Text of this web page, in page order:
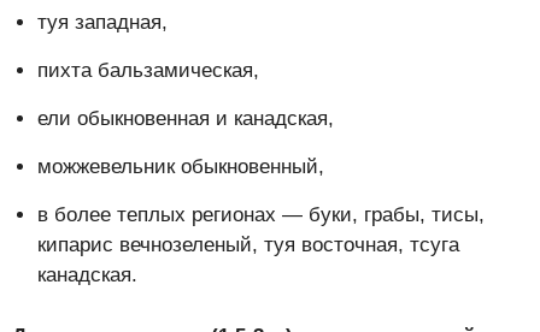
туя западная,
пихта бальзамическая,
ели обыкновенная и канадская,
можжевельник обыкновенный,
в более теплых регионах — буки, грабы, тисы,
кипарис вечнозеленый, туя восточная, тсуга
канадская.